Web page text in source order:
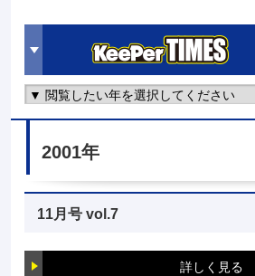
2001年
11月号 vol.7
詳しく見る